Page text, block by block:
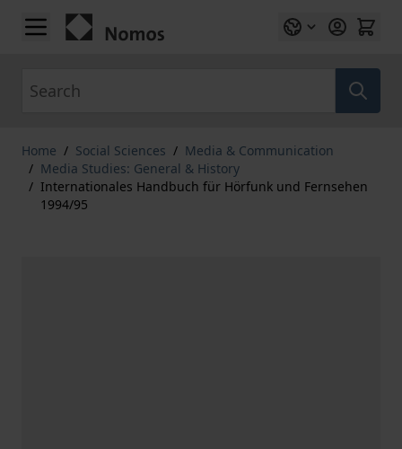
Skip to Content
Home / Social Sciences / Media & Communication
/ Media Studies: General & History
/ Internationales Handbuch für Hörfunk und Fernsehen
1994/95